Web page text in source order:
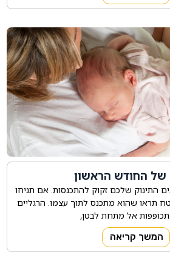
החודש הראשון
התינוק שלכם זקוק להתכנסות. אם תניחו
תראו שהוא מתכנס לתוך עצמו. הרגליים
אל מתחת לבטן,
המשך קריאה